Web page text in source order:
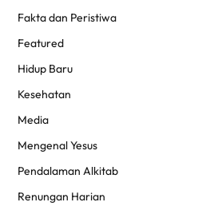
Fakta dan Peristiwa
Featured
Hidup Baru
Kesehatan
Media
Mengenal Yesus
Pendalaman Alkitab
Renungan Harian